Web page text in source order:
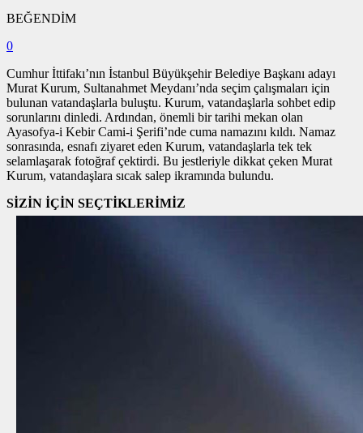
BEĞENDİM
0
Cumhur İttifakı’nın İstanbul Büyükşehir Belediye Başkanı adayı
Murat Kurum, Sultanahmet Meydanı’nda seçim çalışmaları için
bulunan vatandaşlarla buluştu. Kurum, vatandaşlarla sohbet edip
sorunlarını dinledi. Ardından, önemli bir tarihi mekan olan
Ayasofya-i Kebir Cami-i Şerifi’nde cuma namazını kıldı. Namaz
sonrasında, esnafı ziyaret eden Kurum, vatandaşlarla tek tek
selamlaşarak fotoğraf çektirdi. Bu jestleriyle dikkat çeken Murat
Kurum, vatandaşlara sıcak salep ikramında bulundu.
SİZİN İÇİN SEÇTİKLERİMİZ